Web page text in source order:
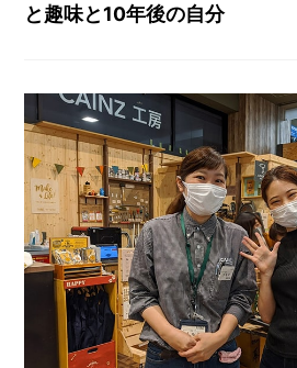
と趣味と10年後の自分